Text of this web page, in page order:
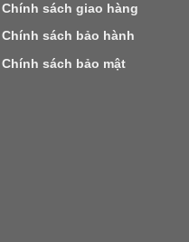
Chính sách giao hàng
Chính sách bảo hành
Chính sách bảo mật